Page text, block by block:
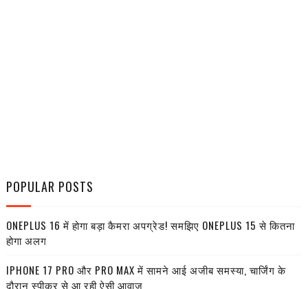
POPULAR POSTS
ONEPLUS 16 में होगा बड़ा कैमरा अपग्रेड! समझिए ONEPLUS 15 से कितना
होगा अलग
IPHONE 17 PRO और PRO MAX में सामने आई अजीब समस्या, चार्जिंग के
दौरान स्पीकर से आ रही ऐसी आवाज